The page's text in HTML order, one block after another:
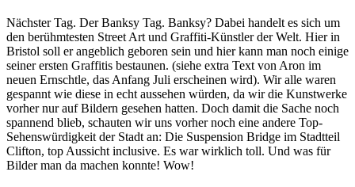
Nächster Tag. Der Banksy Tag. Banksy? Dabei handelt es sich um
den berühmtesten Street Art und Graffiti-Künstler der Welt. Hier in
Bristol soll er angeblich geboren sein und hier kann man noch einige
seiner ersten Graffitis bestaunen. (siehe extra Text von Aron im
neuen Ernschtle, das Anfang Juli erscheinen wird). Wir alle waren
gespannt wie diese in echt aussehen würden, da wir die Kunstwerke
vorher nur auf Bildern gesehen hatten. Doch damit die Sache noch
spannend blieb, schauten wir uns vorher noch eine andere Top-
Sehenswürdigkeit der Stadt an: Die Suspension Bridge im Stadtteil
Clifton, top Aussicht inclusive. Es war wirklich toll. Und was für
Bilder man da machen konnte! Wow!